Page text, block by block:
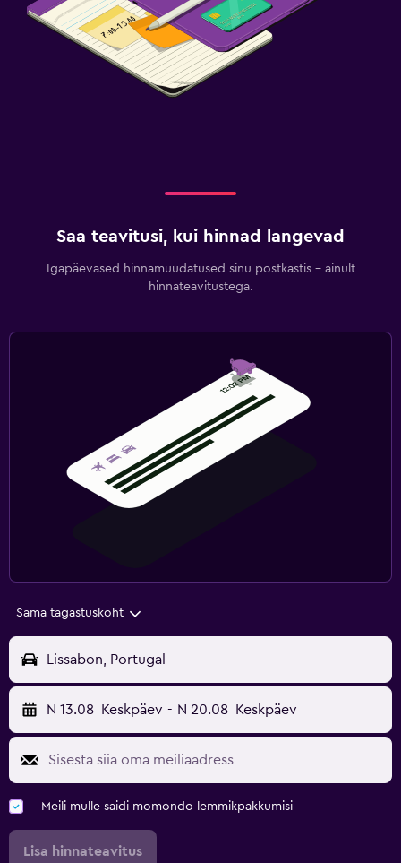
Saa teavitusi, kui hinnad langevad
Igapäevased hinnamuudatused sinu postkastis – ainult
hinnateavitustega.
Sama tagastuskoht
Lissabon, Portugal
N 13.08 Keskpäev - N 20.08 Keskpäev
Meili mulle saidi momondo lemmikpakkumisi
Lisa hinnateavitus